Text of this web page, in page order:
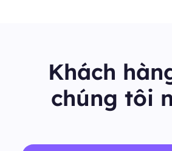
Khách
chúng tôi